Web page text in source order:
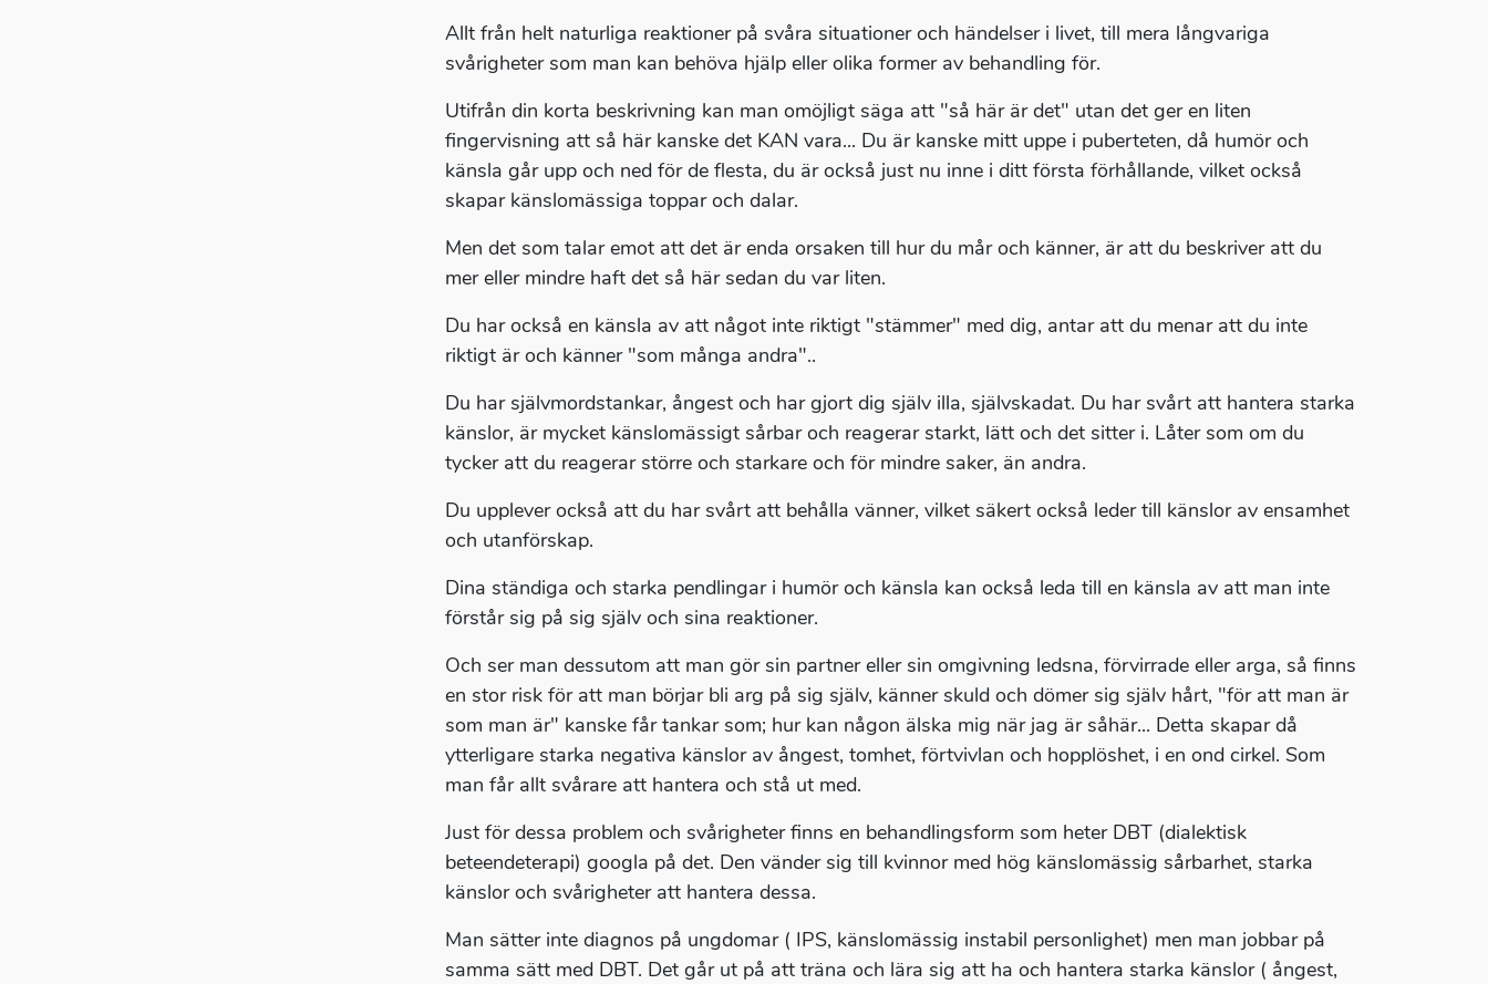
Allt från helt naturliga reaktioner på svåra situationer och händelser i livet, till mera långvariga
svårigheter som man kan behöva hjälp eller olika former av behandling för.
Utifrån din korta beskrivning kan man omöjligt säga att "så här är det" utan det ger en liten
fingervisning att så här kanske det KAN vara... Du är kanske mitt uppe i puberteten, då humör och
känsla går upp och ned för de flesta, du är också just nu inne i ditt första förhållande, vilket också
skapar känslomässiga toppar och dalar.
Men det som talar emot att det är enda orsaken till hur du mår och känner, är att du beskriver att du
mer eller mindre haft det så här sedan du var liten.
Du har också en känsla av att något inte riktigt "stämmer" med dig, antar att du menar att du inte
riktigt är och känner "som många andra"..
Du har självmordstankar, ångest och har gjort dig själv illa, självskadat. Du har svårt att hantera starka
känslor, är mycket känslomässigt sårbar och reagerar starkt, lätt och det sitter i. Låter som om du
tycker att du reagerar större och starkare och för mindre saker, än andra.
Du upplever också att du har svårt att behålla vänner, vilket säkert också leder till känslor av ensamhet
och utanförskap.
Dina ständiga och starka pendlingar i humör och känsla kan också leda till en känsla av att man inte
förstår sig på sig själv och sina reaktioner.
Och ser man dessutom att man gör sin partner eller sin omgivning ledsna, förvirrade eller arga, så finns
en stor risk för att man börjar bli arg på sig själv, känner skuld och dömer sig själv hårt, "för att man är
som man är" kanske får tankar som; hur kan någon älska mig när jag är såhär... Detta skapar då
ytterligare starka negativa känslor av ångest, tomhet, förtvivlan och hopplöshet, i en ond cirkel. Som
man får allt svårare att hantera och stå ut med.
Just för dessa problem och svårigheter finns en behandlingsform som heter DBT (dialektisk
beteendeterapi) googla på det. Den vänder sig till kvinnor med hög känslomässig sårbarhet, starka
känslor och svårigheter att hantera dessa.
Man sätter inte diagnos på ungdomar ( IPS, känslomässig instabil personlighet) men man jobbar på
samma sätt med DBT. Det går ut på att träna och lära sig att ha och hantera starka känslor ( ångest,